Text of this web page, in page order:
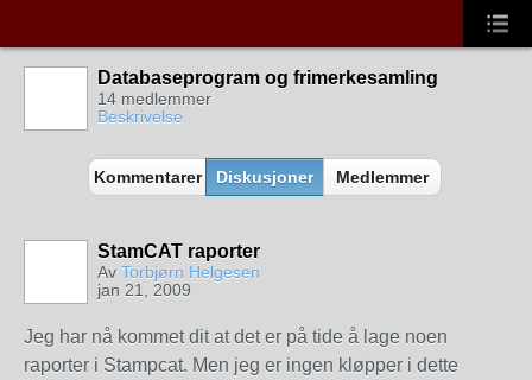
Databaseprogram og frimerkesamling
14 medlemmer
Beskrivelse
Kommentarer Diskusjoner Medlemmer
StamCAT raporter
Av Torbjørn Helgesen
jan 21, 2009
Jeg har nå kommet dit at det er på tide å lage noen
raporter i Stampcat. Men jeg er ingen kløpper i dette